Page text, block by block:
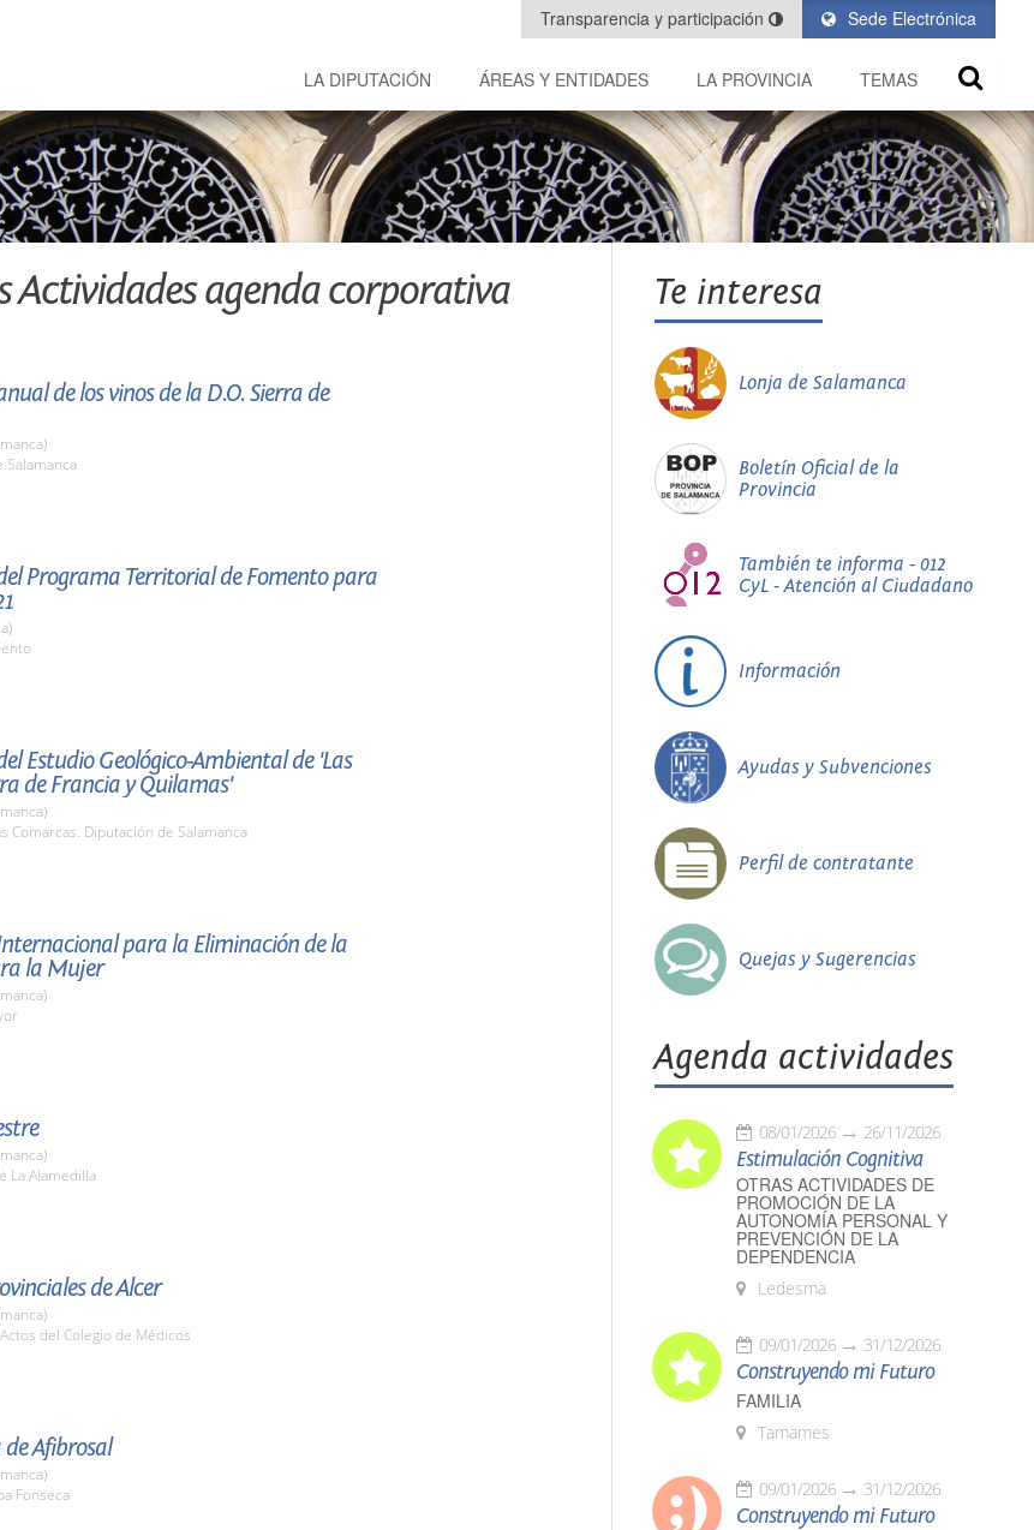
Sede Electrónica
Transparencia y participación
LA DIPUTACIÓN ÁREAS Y ENTIDADES LA PROVINCIA TEMAS
Actividades agenda corporativa
de los vinos de la D.O. Sierra de
Salamanca
Programa Territorial de Fomento para
Estudio Geológico-Ambiental de 'Las
de Francia y Quilamas'
Comarcas. Diputación de Salamanca
para la Eliminación de la
la Mujer
La Alamedilla
de Alcer
del Colegio de Médicos
de Afibrosal
Fonseca
Te interesa
Lonja de Salamanca
Boletín Oficial de la
Provincia
También te informa - 012
CyL - Atención al Ciudadano
Información
Ayudas y Subvenciones
Perfil de contratante
Quejas y Sugerencias
Agenda actividades
08/01/2026 26/11/2026
Estimulación Cognitiva
OTRAS ACTIVIDADES DE
PROMOCIÓN DE LA
AUTONOMÍA PERSONAL Y
PREVENCIÓN DE LA
DEPENDENCIA
Ledesma
09/01/2026 31/12/2026
Construyendo mi Futuro
FAMILIA
Tamames
09/01/2026 31/12/2026
Construyendo mi Futuro